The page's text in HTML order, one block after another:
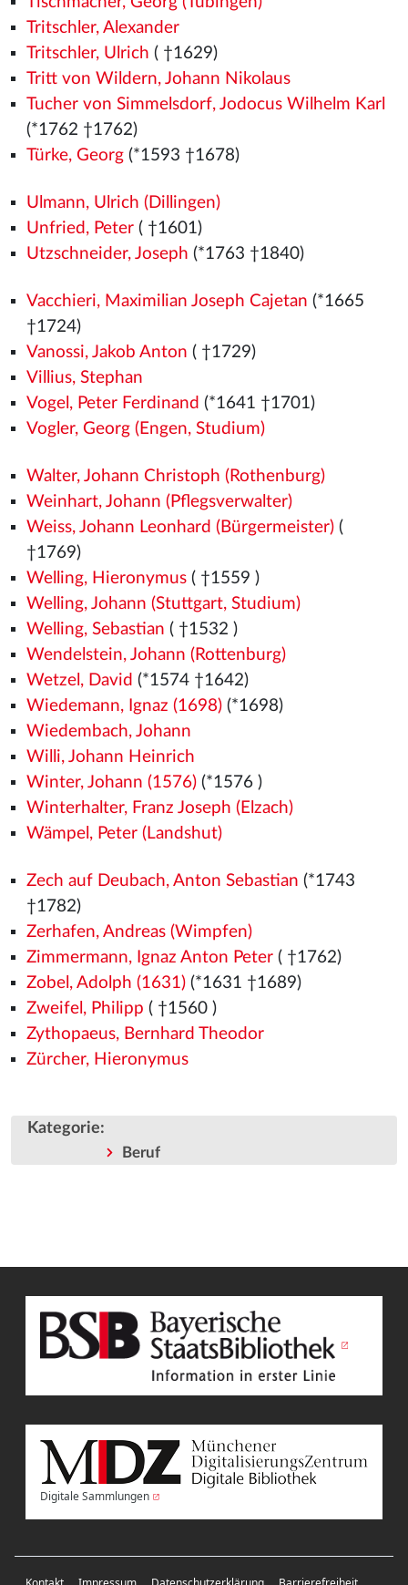
Tritschler, Alexander
Tritschler, Ulrich ( †1629)
Tritt von Wildern, Johann Nikolaus
Tucher von Simmelsdorf, Jodocus Wilhelm Karl
(*1762 †1762)
Türke, Georg(*1593 †1678)
Ulmann, Ulrich (Dillingen)
Unfried, Peter( †1601)
Utzschneider, Joseph (*1763 †1840)
Vacchieri, Maximilian Joseph Cajetan (*1665
†1724)
Vanossi, Jakob Anton ( †1729)
Villius, Stephan
Vogel, Peter Ferdinand (*1641 †1701)
Vogler, Georg (Engen, Studium)
Walter, Johann Christoph (Rothenburg)
Weinhart, Johann (Pflegsverwalter)
Weiss, Johann Leonhard (Bürgermeister)(
†1769)
Welling, Hieronymus( †1559 )
Welling, Johann (Stuttgart, Studium)
Welling, Sebastian ( †1532 )
Wendelstein, Johann (Rottenburg)
Wetzel, David (*1574 †1642)
Wiedemann, Ignaz (1698)(*1698)
Wiedembach, Johann
Willi, Johann Heinrich
Winter, Johann (1576)(*1576 )
Winterhalter, Franz Joseph (Elzach)
Wämpel, Peter (Landshut)
Zech auf Deubach, Anton Sebastian (*1743
†1782)
Zerhafen, Andreas (Wimpfen)
Zimmermann, Ignaz Anton Peter( †1762)
Zobel, Adolph (1631)(*1631 †1689)
Zweifel, Philipp ( †1560 )
Zythopaeus, Bernhard Theodor
Zürcher, Hieronymus
Kategorie:
Beruf
Digitale Sammlungen